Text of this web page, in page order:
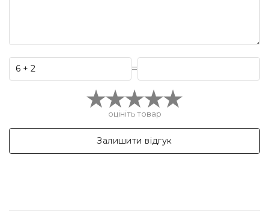
=
оцініть товар
Залишити відгук